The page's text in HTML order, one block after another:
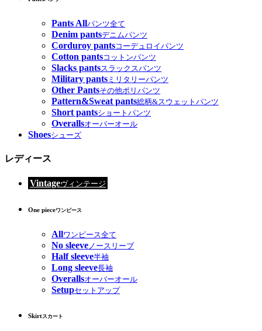
Pants Allパンツ全て
Denim pantsデニムパンツ
Corduroy pantsコーデュロイパンツ
Cotton pantsコットンパンツ
Slacks pantsスラックスパンツ
Military pants ミリタリーパンツ
Other Pantsその他ポリパンツ
Pattern&Sweat pants総柄&スウェットパンツ
Short pantsショートパンツ
Overallsオーバーオール
Shoesシューズ
レディース
Vintageヴィンテージ
One pieceワンピース
Allワンピース全て
No sleeve ノースリーブ
Half sleeve半袖
Long sleeve長袖
Overallsオーバーオール
Setupセットアップ
Skirtスカート